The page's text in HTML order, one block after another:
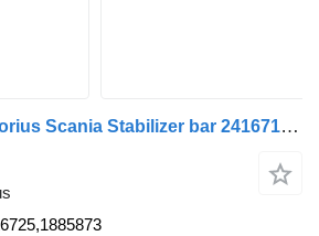
Skersinis stabilizatorius Scania Stabilizer bar 2416713 sunkvežimio Scania